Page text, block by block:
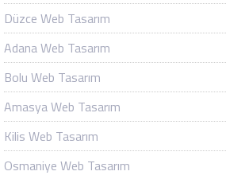
Düzce Web Tasarım
Adana Web Tasarım
Bolu Web Tasarım
Amasya Web Tasarım
Kilis Web Tasarım
Osmaniye Web Tasarım